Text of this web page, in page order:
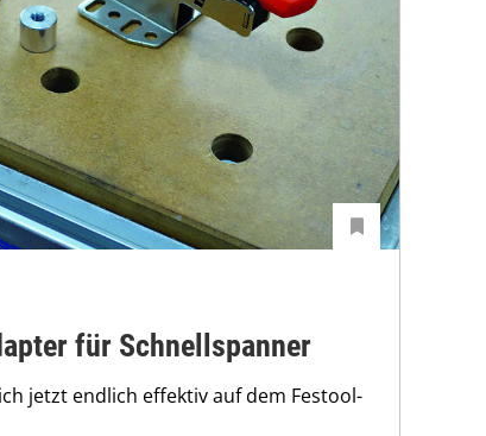
für Schnellspanner
jetzt endlich effektiv auf dem Festool-